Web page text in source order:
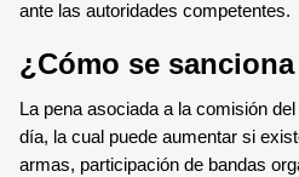
ante las autoridades competentes.
¿Cómo se
La pena asociada a la comisión
día, la cual puede aumentar si
armas, participación de bandas